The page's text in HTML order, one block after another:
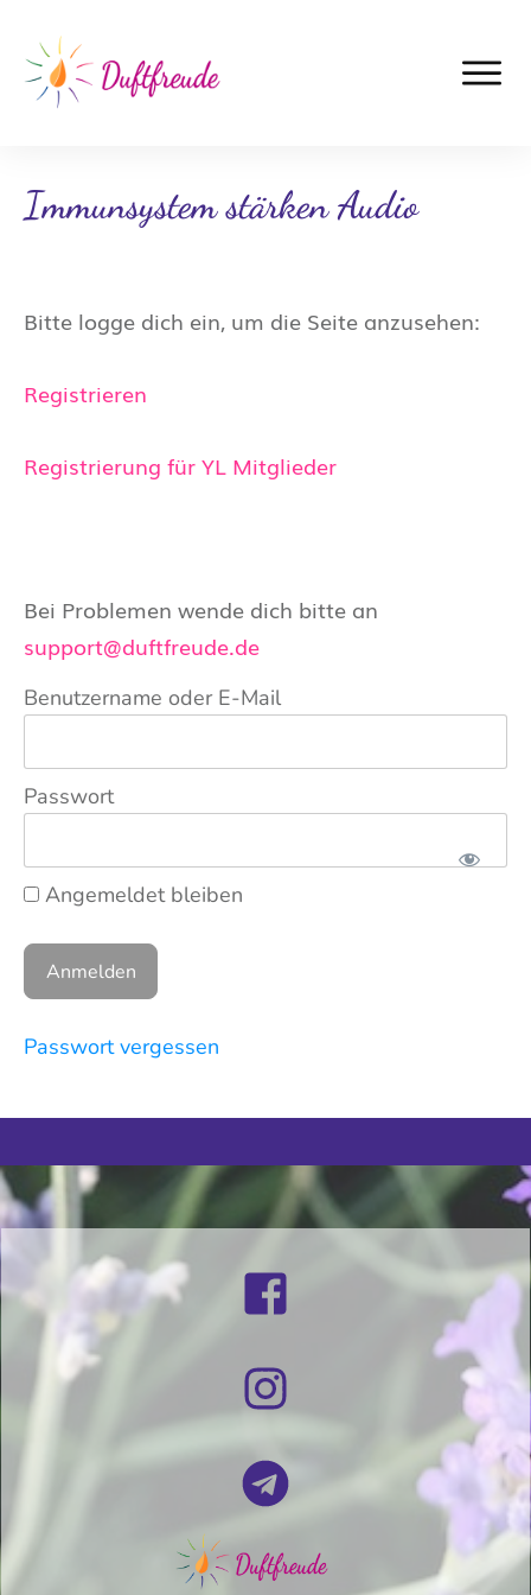
Immunsystem stärken Audio
Bitte logge dich ein, um die Seite anzusehen:
Registrieren
Registrierung für YL Mitglieder
Bei Problemen wende dich bitte an
support@duftfreude.de
Benutzername oder E-Mail
Passwort
Angemeldet bleiben
Passwort vergessen